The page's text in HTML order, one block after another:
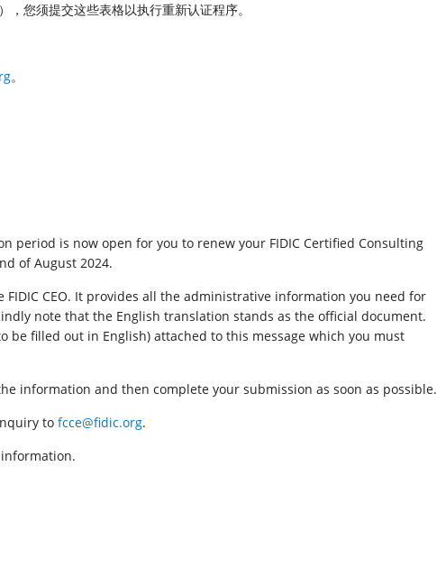
您须提交这些表格以执行重新认证程序。
。
period is now open for you to renew your FIDIC Certified Consulting
of August 2024.
CEO. It provides all the administrative information you need for
note that the English translation stands as the official document.
be filled out in English) attached to this message which you must
information and then complete your submission as soon as possible.
to fcce@fidic.org.